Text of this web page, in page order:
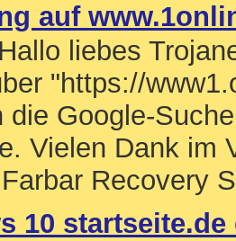
auf
liebes
"https://
die Google-
Vielen Dank im
Recovery
10 startseite.de